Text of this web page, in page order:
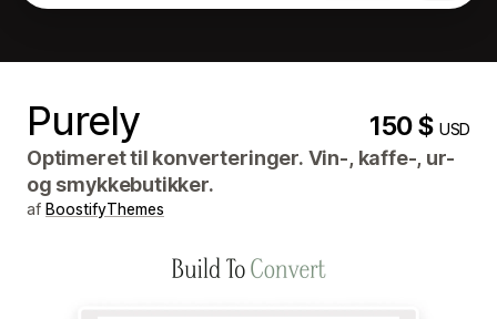
Purely 150 $USD
Optimeret til konverteringer. Vin-, kaffe-, ur-
og smykkebutikker.
af BoostifyThemes